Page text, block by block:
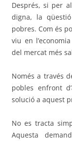
Després, si per
digna, la
pobres. Com és
viu en
del mercat més
Només a través
pobles enfront
solució a aquest
No es tracta
Aquesta